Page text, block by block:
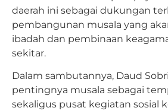
daerah ini sebagai dukungan
pembangunan musala yang
ibadah dan pembinaan
sekitar.
Dalam sambutannya, Daud
pentingnya musala sebagai
sekaligus pusat kegiatan sosial